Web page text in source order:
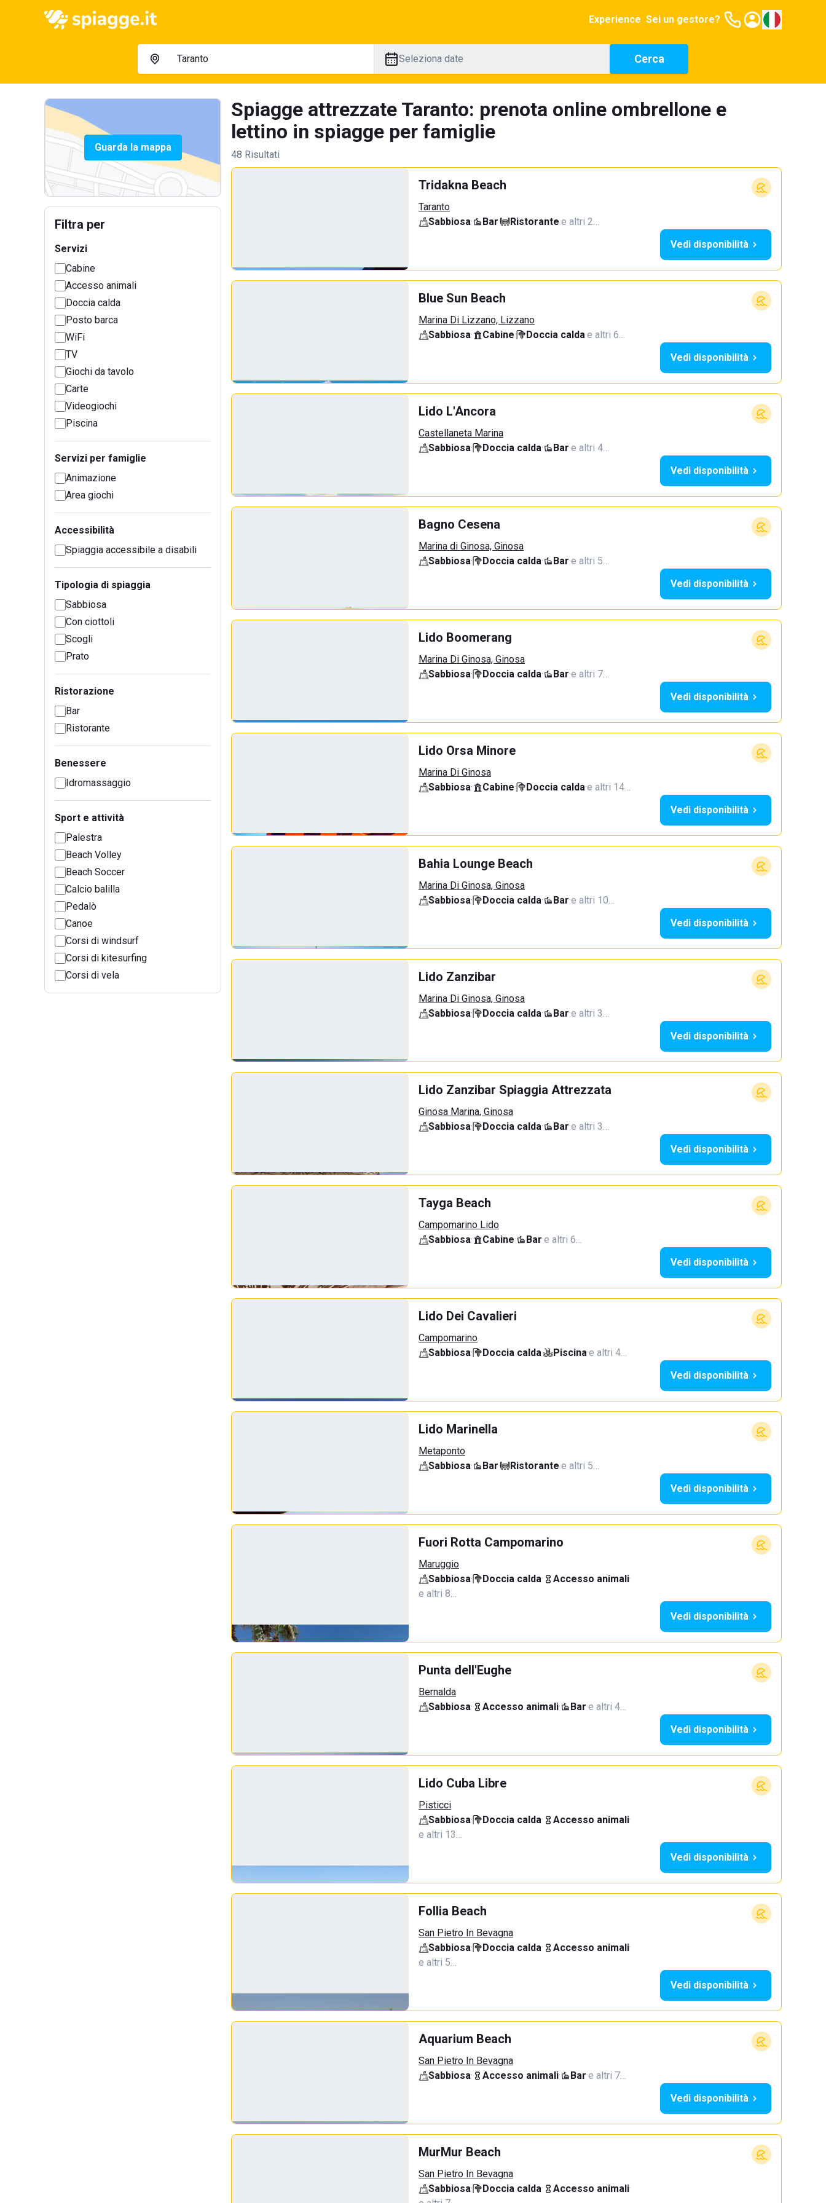
Experience Sei un gestore?
Seleziona date Cerca
Guarda la mappa
Filtra per
Servizi
Cabine
Accesso animali
Doccia calda
Posto barca
WiFi
TV
Giochi da tavolo
Carte
Videogiochi
Piscina
Servizi per famiglie
Animazione
Area giochi
Accessibilità
Spiaggia accessibile a disabili
Tipologia di spiaggia
Sabbiosa
Con ciottoli
Scogli
Prato
Ristorazione
Bar
Ristorante
Benessere
Idromassaggio
Sport e attività
Palestra
Beach Volley
Beach Soccer
Calcio balilla
Pedalò
Canoe
Corsi di windsurf
Corsi di kitesurfing
Corsi di vela
Spiagge attrezzate Taranto: prenota online ombrellone e
lettino in spiagge per famiglie
48 Risultati
Tridakna Beach
Taranto
Sabbiosa· Bar· Ristorante·e altri 2…
Vedi disponibilità
Blue Sun Beach
Marina Di Lizzano, Lizzano
Sabbiosa· Cabine· Doccia calda·e altri 6…
Vedi disponibilità
Lido L'Ancora
Castellaneta Marina
Sabbiosa· Doccia calda· Bar·e altri 4…
Vedi disponibilità
Bagno Cesena
Marina di Ginosa, Ginosa
Sabbiosa· Doccia calda· Bar·e altri 5…
Vedi disponibilità
Lido Boomerang
Marina Di Ginosa, Ginosa
Sabbiosa· Doccia calda· Bar·e altri 7…
Vedi disponibilità
Lido Orsa Minore
Marina Di Ginosa
Sabbiosa· Cabine· Doccia calda·e altri 14…
Vedi disponibilità
Bahia Lounge Beach
Marina Di Ginosa, Ginosa
Sabbiosa· Doccia calda· Bar·e altri 10…
Vedi disponibilità
Lido Zanzibar
Marina Di Ginosa, Ginosa
Sabbiosa· Doccia calda· Bar·e altri 3…
Vedi disponibilità
Lido Zanzibar Spiaggia Attrezzata
Ginosa Marina, Ginosa
Sabbiosa· Doccia calda· Bar·e altri 3…
Vedi disponibilità
Tayga Beach
Campomarino Lido
Sabbiosa· Cabine· Bar·e altri 6…
Vedi disponibilità
Lido Dei Cavalieri
Campomarino
Sabbiosa· Doccia calda· Piscina·e altri 4…
Vedi disponibilità
Lido Marinella
Metaponto
Sabbiosa· Bar· Ristorante·e altri 5…
Vedi disponibilità
Fuori Rotta Campomarino
Maruggio
Sabbiosa· Doccia calda· Accesso animali·
e altri 8…
Vedi disponibilità
Punta dell'Eughe
Bernalda
Sabbiosa· Accesso animali· Bar·e altri 4…
Vedi disponibilità
Lido Cuba Libre
Pisticci
Sabbiosa· Doccia calda· Accesso animali·
e altri 13…
Vedi disponibilità
Follia Beach
San Pietro In Bevagna
Sabbiosa· Doccia calda· Accesso animali·
e altri 5…
Vedi disponibilità
Aquarium Beach
San Pietro In Bevagna
Sabbiosa· Accesso animali· Bar·e altri 7…
Vedi disponibilità
MurMur Beach
San Pietro In Bevagna
Sabbiosa· Doccia calda· Accesso animali·